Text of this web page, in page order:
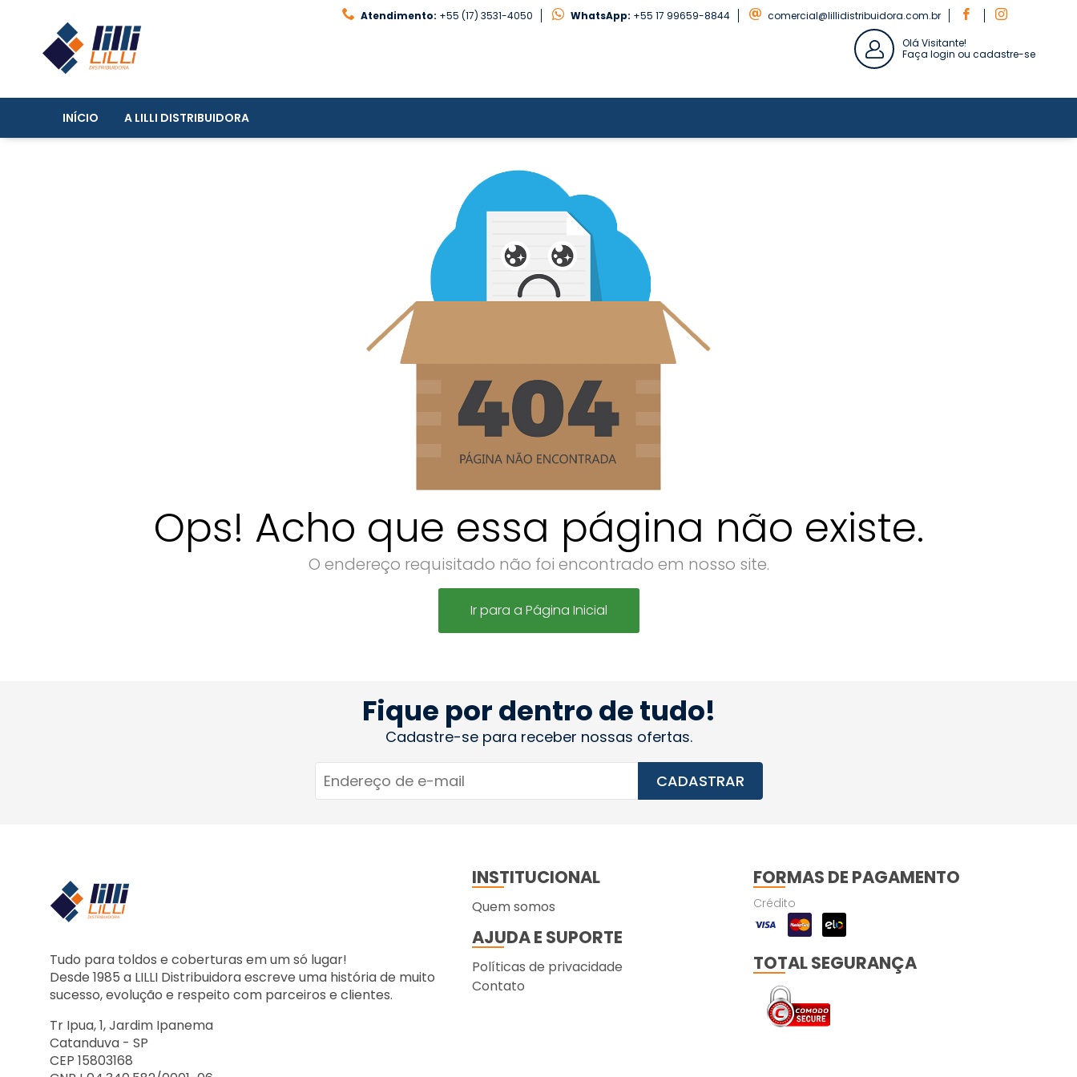
Atendimento: +55 (17) 3531-4050 WhatsApp: +55 17 99659-8844
comercial@lillidistribuidora.com.br
Olá Visitante!
Faça login ou cadastre-se
INÍCIO A LILLI DISTRIBUIDORA
Ops! Acho que essa página não existe.
O endereço requisitado não foi encontrado em nosso site.
Ir para a Página Inicial
Fique por dentro de tudo!
Cadastre-se para receber nossas ofertas.
CADASTRAR
Tudo para toldos e coberturas em um só lugar!
Desde 1985 a LILLI Distribuidora escreve uma história de muito
sucesso, evolução e respeito com parceiros e clientes.
Tr Ipua, 1, Jardim Ipanema
Catanduva - SP
CEP 15803168
INSTITUCIONAL
Quem somos
AJUDA E SUPORTE
Políticas de privacidade
Contato
FORMAS DE PAGAMENTO
Crédito
TOTAL SEGURANÇA